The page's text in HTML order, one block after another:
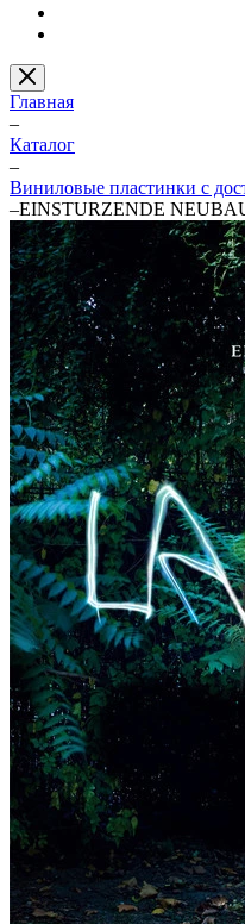
Главная
–
Каталог
–
Виниловые пластинки с
–EINSTURZENDE